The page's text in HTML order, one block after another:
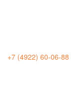
+7 (4922) 60-06-88